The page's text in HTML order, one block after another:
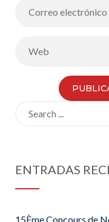
ENTRADAS
15Ème Concours de